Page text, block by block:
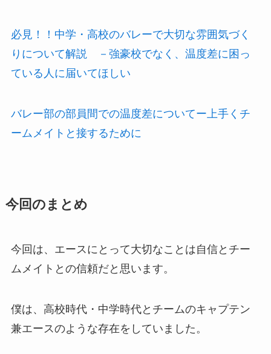
必見！！中学・高校のバレーで大切な雰囲気づく
りについて解説 －強豪校でなく、温度差に困っ
ている人に届いてほしい
バレー部の部員間での温度差についてー上手くチ
ームメイトと接するために
今回のまとめ
今回は、エースにとって大切なことは自信とチー
ムメイトとの信頼だと思います。
僕は、高校時代・中学時代とチームのキャプテン
兼エースのような存在をしていました。